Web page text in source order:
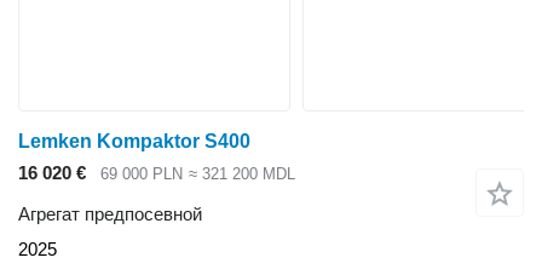
Lemken Kompaktor S400
16 020 €
69 000 PLN ≈ 321 200 MDL
Агрегат предпосевной
2025